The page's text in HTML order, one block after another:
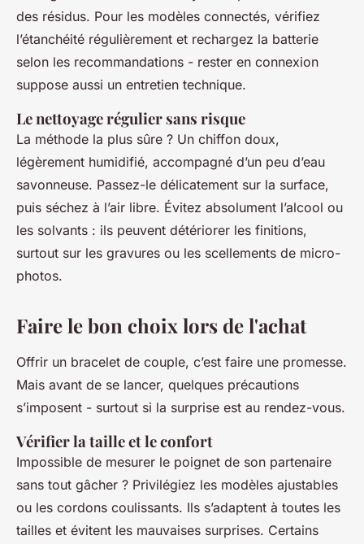
des résidus. Pour les modèles connectés, vérifiez
l’étanchéité régulièrement et rechargez la batterie
selon les recommandations - rester en connexion
suppose aussi un entretien technique.
Le nettoyage régulier sans risque
La méthode la plus sûre ? Un chiffon doux,
légèrement humidifié, accompagné d’un peu d’eau
savonneuse. Passez-le délicatement sur la surface,
puis séchez à l’air libre. Évitez absolument l’alcool ou
les solvants : ils peuvent détériorer les finitions,
surtout sur les gravures ou les scellements de micro-
photos.
Faire le bon choix lors de l'achat
Offrir un bracelet de couple, c’est faire une promesse.
Mais avant de se lancer, quelques précautions
s’imposent - surtout si la surprise est au rendez-vous.
Vérifier la taille et le confort
Impossible de mesurer le poignet de son partenaire
sans tout gâcher ? Privilégiez les modèles ajustables
ou les cordons coulissants. Ils s’adaptent à toutes les
tailles et évitent les mauvaises surprises. Certains